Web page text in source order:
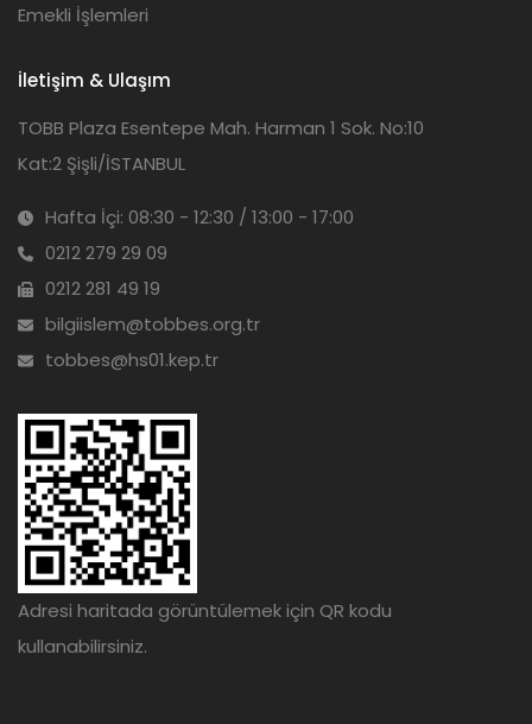
Emekli İşlemleri
İletişim & Ulaşım
TOBB Plaza Esentepe Mah. Harman 1 Sok. No:10
Kat:2 Şişli/İSTANBUL
Hafta İçi: 08:30 - 12:30 / 13:00 - 17:00
0212 279 29 09
0212 281 49 19
bilgiislem@tobbes.org.tr
tobbes@hs01.kep.tr
Adresi haritada görüntülemek için QR kodu
kullanabilirsiniz.